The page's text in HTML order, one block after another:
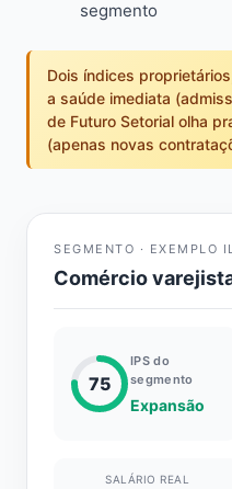
segmento
Dois índices
a saúde imediata
de Futuro Setorial olha
(apenas novas
SEGMENTO · EXEMPLO
Comércio
75
IPS do
segmento
Expansão
SALÁRIO REAL